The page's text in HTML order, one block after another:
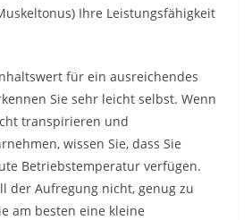
Ihre Leistungsfähigkeit
für ein ausreichendes
Sie sehr leicht selbst. Wenn
transpirieren und
wissen Sie, dass Sie
Betriebstemperatur verfügen.
der Aufregung nicht, genug zu
am besten eine kleine